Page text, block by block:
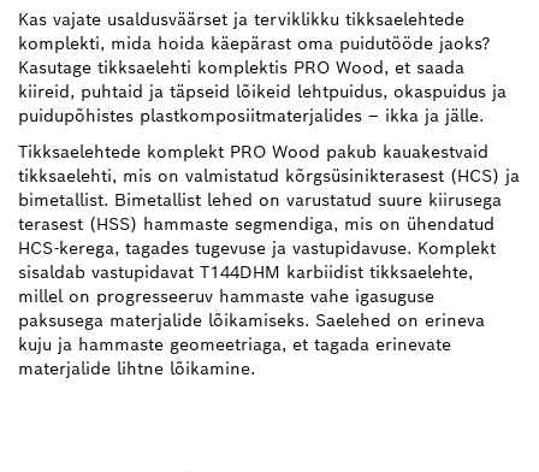
Kas vajate usaldusväärset ja terviklikku tikksaelehtede
komplekti, mida hoida käepärast oma puidutööde jaoks?
Kasutage tikksaelehti komplektis PRO Wood, et saada
kiireid, puhtaid ja täpseid lõikeid lehtpuidus, okaspuidus ja
puidupõhistes plastkomposiitmaterjalides – ikka ja jälle.
Tikksaelehtede komplekt PRO Wood pakub kauakestvaid
tikksaelehti, mis on valmistatud kõrgsüsinikterasest (HCS) ja
bimetallist. Bimetallist lehed on varustatud suure kiirusega
terasest (HSS) hammaste segmendiga, mis on ühendatud
HCS-kerega, tagades tugevuse ja vastupidavuse. Komplekt
sisaldab vastupidavat T144DHM karbiidist tikksaelehte,
millel on progresseeruv hammaste vahe igasuguse
paksusega materjalide lõikamiseks. Saelehed on erineva
kuju ja hammaste geomeetriaga, et tagada erinevate
materjalide lihtne lõikamine.